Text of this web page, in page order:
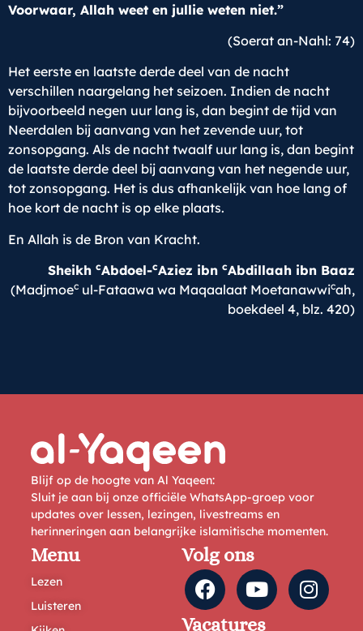
Voorwaar, Allah weet en jullie weten niet.”
(Soerat an-Nahl: 74)
Het eerste en laatste derde deel van de nacht
verschillen naargelang het seizoen. Indien de nacht
bijvoorbeeld negen uur lang is, dan begint de tijd van
Neerdalen bij aanvang van het zevende uur, tot
zonsopgang. Als de nacht twaalf uur lang is, dan begint
de laatste derde deel bij aanvang van het negende uur,
tot zonsopgang. Het is dus afhankelijk van hoe lang of
hoe kort de nacht is op elke plaats.
En Allah is de Bron van Kracht.
Sheikh cAbdoel-cAziez ibn cAbdillaah ibn Baaz
(Madjmoec ul-Fataawa wa Maqaalaat Moetanawwicah,
boekdeel 4, blz. 420)
Blijf op de hoogte van Al Yaqeen:
Sluit je aan bij onze officiële WhatsApp-groep voor
updates over lessen, lezingen, livestreams en
herinneringen aan belangrijke islamitische momenten.
Menu
Lezen
Luisteren
Volg ons
Vacatures